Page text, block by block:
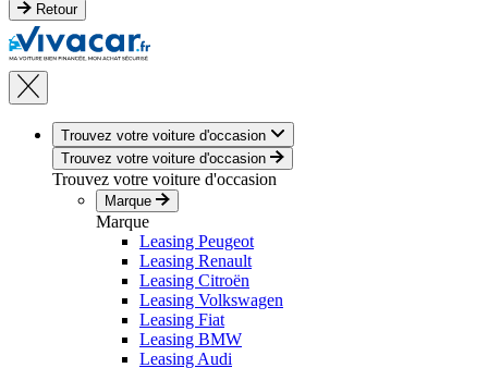
Retour
Trouvez votre voiture d'occasion
Trouvez votre voiture d'occasion
Trouvez votre voiture d'occasion
Marque
Marque
Leasing Peugeot
Leasing Renault
Leasing Citroën
Leasing Volkswagen
Leasing Fiat
Leasing BMW
Leasing Audi